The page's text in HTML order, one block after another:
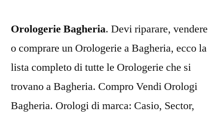
Orologerie Bagheria. Devi riparare, vendere
o comprare un Orologerie a Bagheria, ecco la
lista completo di tutte le Orologerie che si
trovano a Bagheria. Compro Vendi Orologi
Bagheria. Orologi di marca: Casio, Sector,